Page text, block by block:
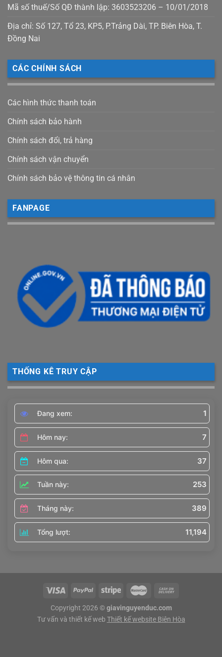
Mã số thuế/Số QĐ thành lập: 3603523206 – 10/01/2018
Địa chỉ: Số 127, Tổ 23, KP5, P.Trảng Dài, TP. Biên Hòa, T.
Đồng Nai
CÁC CHÍNH SÁCH
Các hình thức thanh toán
Chính sách bảo hành
Chính sách đổi, trả hàng
Chính sách vận chuyển
Chính sách bảo vệ thông tin cá nhân
FANPAGE
THỐNG KÊ TRUY CẬP
Đang xem: 1
Hôm nay: 7
Hôm qua: 37
Tuần này: 253
Tháng này: 389
Tổng lượt: 11,194
Copyright 2026 © giavinguyenduc.com
Tư vấn và thiết kế web Thiết kế website Biên Hòa